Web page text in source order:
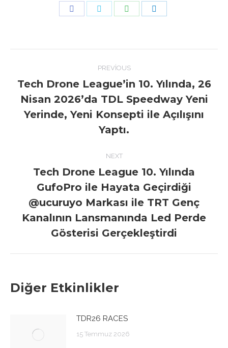
navigation
PREVIOUS
Previous
post:
Tech Drone League’in 10. Yılında, 26
Nisan 2026’da TDL Speedway Yeni
Yerinde, Yeni Konsepti ile Açılışını
Yaptı.
NEXT
Next
post:
Tech Drone League 10. Yılında
GufoPro ile Hayata Geçirdiği
@ucuruyo Markası ile TRT Genç
Kanalının Lansmanında Led Perde
Gösterisi Gerçekleştirdi
Diğer Etkinlikler
TDR26 RACES
15 Temmuz 2026